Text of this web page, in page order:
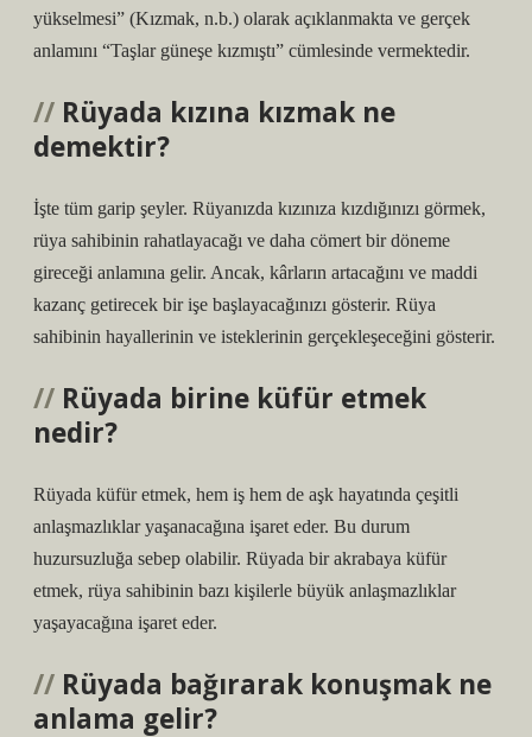
yükselmesi” (Kızmak, n.b.) olarak açıklanmakta ve gerçek
anlamını “Taşlar güneşe kızmıştı” cümlesinde vermektedir.
Rüyada kızına kızmak ne
demektir?
İşte tüm garip şeyler. Rüyanızda kızınıza kızdığınızı görmek,
rüya sahibinin rahatlayacağı ve daha cömert bir döneme
gireceği anlamına gelir. Ancak, kârların artacağını ve maddi
kazanç getirecek bir işe başlayacağınızı gösterir. Rüya
sahibinin hayallerinin ve isteklerinin gerçekleşeceğini gösterir.
Rüyada birine küfür etmek
nedir?
Rüyada küfür etmek, hem iş hem de aşk hayatında çeşitli
anlaşmazlıklar yaşanacağına işaret eder. Bu durum
huzursuzluğa sebep olabilir. Rüyada bir akrabaya küfür
etmek, rüya sahibinin bazı kişilerle büyük anlaşmazlıklar
yaşayacağına işaret eder.
Rüyada bağırarak konuşmak ne
anlama gelir?